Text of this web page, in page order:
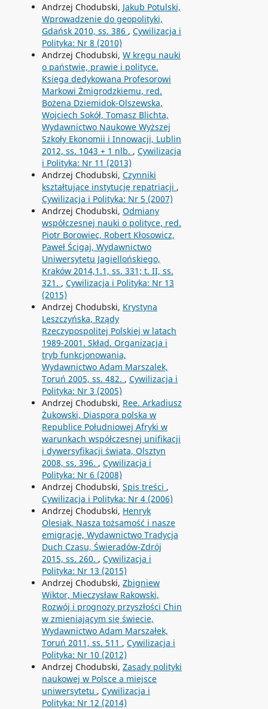
Andrzej Chodubski, Jakub Potulski,
Wprowadzenie do geopolityki,
Gdańsk 2010, ss. 386 , Cywilizacja i
Polityka: Nr 8 (2010)
Andrzej Chodubski, W kręgu nauki
o państwie, prawie i polityce.
Księga dedykowana Profesorowi
Markowi Żmigrodzkiemu, red.
Bożena Dziemidok-Olszewska,
Wojciech Sokół, Tomasz Blichta,
Wydawnictwo Naukowe Wyższej
Szkoły Ekonomii i Innowacji, Lublin
2012, ss. 1043 + 1 nlb. , Cywilizacja
i Polityka: Nr 11 (2013)
Andrzej Chodubski, Czynniki
kształtujące instytucję repatriacji ,
Cywilizacja i Polityka: Nr 5 (2007)
Andrzej Chodubski, Odmiany
współczesnej nauki o polityce, red.
Piotr Borowiec, Robert Kłosowicz,
Paweł Ścigaj, Wydawnictwo
Uniwersytetu Jagiellońskiego,
Kraków 2014,1.1, ss. 331; t. II, ss.
321. , Cywilizacja i Polityka: Nr 13
(2015)
Andrzej Chodubski, Krystyna
Leszczyńska, Rządy
Rzeczypospolitej Polskiej w latach
1989-2001. Skład. Organizacja i
tryb funkcjonowania,
Wydawnictwo Adam Marszalek,
Toruń 2005, ss. 482. , Cywilizacja i
Polityka: Nr 3 (2005)
Andrzej Chodubski, Ree. Arkadiusz
Żukowski, Diaspora polska w
Republice Południowej Afryki w
warunkach współczesnej unifikacji
i dywersyfikacji świata, Olsztyn
2008, ss. 396. , Cywilizacja i
Polityka: Nr 6 (2008)
Andrzej Chodubski, Spis treści ,
Cywilizacja i Polityka: Nr 4 (2006)
Andrzej Chodubski, Henryk
Olesiak, Nasza tożsamość i nasze
emigracje, Wydawnictwo Tradycja
Duch Czasu, Świeradów-Zdrój
2015, ss. 260. , Cywilizacja i
Polityka: Nr 13 (2015)
Andrzej Chodubski, Zbigniew
Wiktor, Mieczysław Rakowski,
Rozwój i prognozy przyszłości Chin
w zmieniającym się świecie,
Wydawnictwo Adam Marszałek,
Toruń 2011, ss. 511 , Cywilizacja i
Polityka: Nr 10 (2012)
Andrzej Chodubski, Zasady polityki
naukowej w Polsce a miejsce
uniwersytetu , Cywilizacja i
Polityka: Nr 12 (2014)